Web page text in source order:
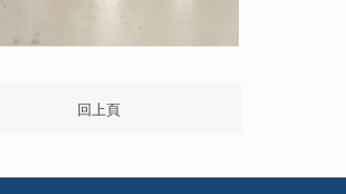
回上頁